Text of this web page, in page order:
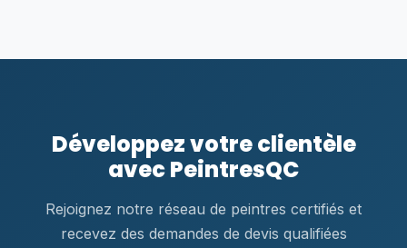
Développez votre clientèle
avec PeintresQC
Rejoignez notre réseau de peintres certifiés et
recevez des demandes de devis qualifiées